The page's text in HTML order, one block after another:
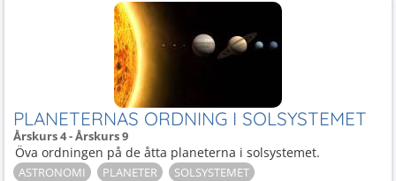
PLANETERNAS ORDNING I SOLSYSTEMET
Årskurs 4 - Årskurs 9
Öva ordningen på de åtta planeterna i solsystemet.
ASTRONOMI PLANETER
SOLSYSTEMET